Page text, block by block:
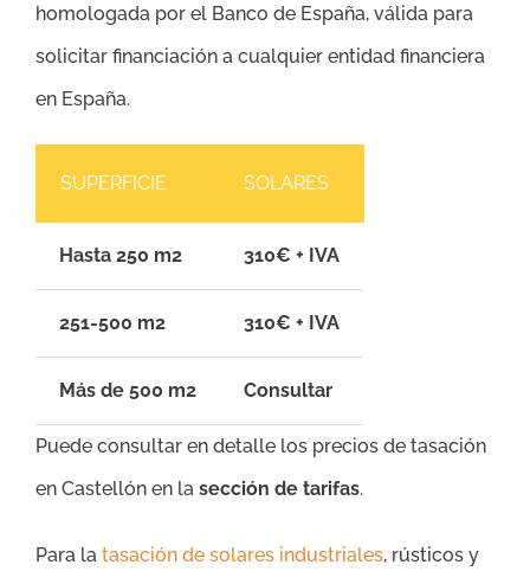
homologada por el Banco de España, válida para
solicitar financiación a cualquier entidad financiera
en España.
SUPERFICIE SOLARES
Hasta 250 m2 310€ + IVA
251-500 m2 310€ + IVA
Más de 500 m2 Consultar
Puede consultar en detalle los precios de tasación
en Castellón en la sección de tarifas.
Para la tasación de solares industriales, rústicos y